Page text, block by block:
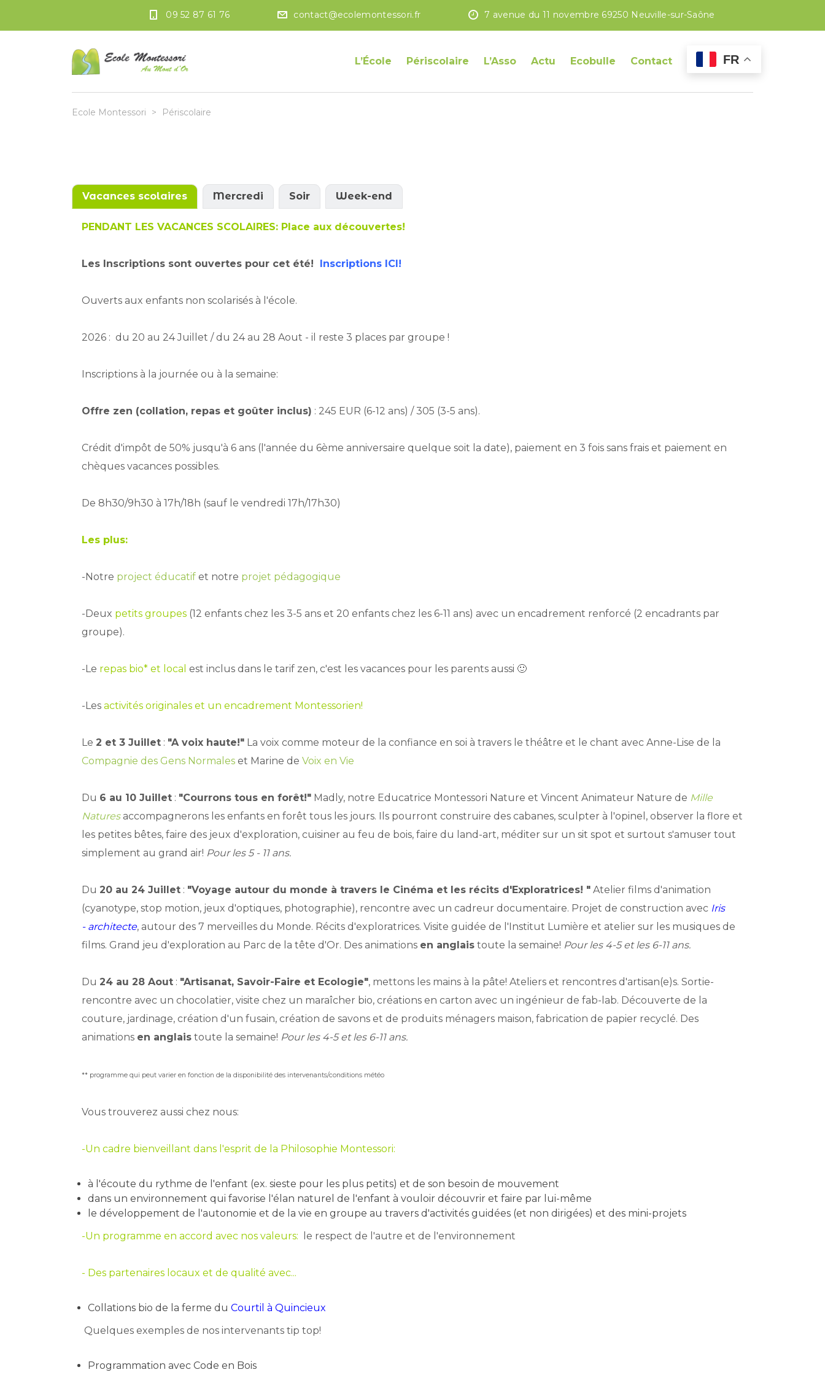
09 52 87 61 76 contact@ecolemontessori.fr 7 avenue du 11 novembre 69250 Neuville-sur-Saône
L’École Périscolaire L’Asso Actu Ecobulle Contact FR
Ecole Montessori > Périscolaire
Vacances scolaires Mercredi Soir Week-end
PENDANT LES VACANCES SCOLAIRES: Place aux découvertes!
Les Inscriptions sont ouvertes pour cet été! Inscriptions ICI!
Ouverts aux enfants non scolarisés à l'école.
2026 : du 20 au 24 Juillet / du 24 au 28 Aout - il reste 3 places par groupe !
Inscriptions à la journée ou à la semaine:
Offre zen (collation, repas et goûter inclus) : 245 EUR (6-12 ans) / 305 (3-5 ans).
Crédit d'impôt de 50% jusqu'à 6 ans (l'année du 6ème anniversaire quelque soit la date), paiement en 3 fois sans frais et paiement en
chèques vacances possibles.
De 8h30/9h30 à 17h/18h (sauf le vendredi 17h/17h30)
Les plus:
-Notre project éducatif et notre projet pédagogique
-Deux petits groupes (12 enfants chez les 3-5 ans et 20 enfants chez les 6-11 ans) avec un encadrement renforcé (2 encadrants par
groupe).
-Le repas bio* et local est inclus dans le tarif zen, c'est les vacances pour les parents aussi 🙂
-Les activités originales et un encadrement Montessorien!
Le 2 et 3 Juillet : "A voix haute!" La voix comme moteur de la confiance en soi à travers le théâtre et le chant avec Anne-Lise de la
Compagnie des Gens Normales et Marine de Voix en Vie
Du 6 au 10 Juillet : "Courrons tous en forêt!" Madly, notre Educatrice Montessori Nature et Vincent Animateur Nature de Mille
Naturesaccompagnerons les enfants en forêt tous les jours. Ils pourront construire des cabanes, sculpter à l'opinel, observer la flore et
les petites bêtes, faire des jeux d'exploration, cuisiner au feu de bois, faire du land-art, méditer sur un sit spot et surtout s'amuser tout
simplement au grand air! Pour les 5 - 11 ans.
Du 20 au 24 Juillet : "Voyage autour du monde à travers le Cinéma et les récits d'Exploratrices! " Atelier films d'animation
(cyanotype, stop motion, jeux d'optiques, photographie), rencontre avec un cadreur documentaire. Projet de construction avec Iris
-architecte, autour des 7 merveilles du Monde. Récits d'exploratrices. Visite guidée de l'Institut Lumière et atelier sur les musiques de
films. Grand jeu d'exploration au Parc de la tête d'Or. Des animations en anglais toute la semaine! Pour les 4-5 et les 6-11 ans.
Du 24 au 28 Aout : "Artisanat, Savoir-Faire et Ecologie", mettons les mains à la pâte! Ateliers et rencontres d'artisan(e)s. Sortie-
rencontre avec un chocolatier, visite chez un maraîcher bio, créations en carton avec un ingénieur de fab-lab. Découverte de la
couture, jardinage, création d'un fusain, création de savons et de produits ménagers maison, fabrication de papier recyclé. Des
animations en anglais toute la semaine! Pour les 4-5 et les 6-11 ans.
** programme qui peut varier en fonction de la disponibilité des intervenants/conditions météo
Vous trouverez aussi chez nous:
-Un cadre bienveillant dans l'esprit de la Philosophie Montessori:
à l'écoute du rythme de l'enfant (ex. sieste pour les plus petits) et de son besoin de mouvement
dans un environnement qui favorise l'élan naturel de l'enfant à vouloir découvrir et faire par lui-même
le développement de l'autonomie et de la vie en groupe au travers d'activités guidées (et non dirigées) et des mini-projets
-Un programme en accord avec nos valeurs:
le respect de l'autre et de l'environnement
- Des partenaires locaux et de qualité avec...
Collations bio de la ferme du Courtil à Quincieux
Quelques exemples de nos intervenants tip top!
Programmation avec Code en Bois